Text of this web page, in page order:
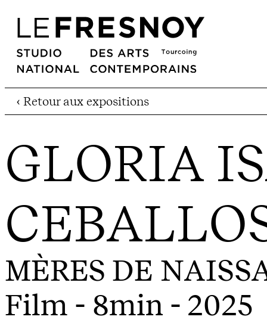
‹ Retour aux expositions
GLORIA
MÈRES DE
Film - 8min - 2025